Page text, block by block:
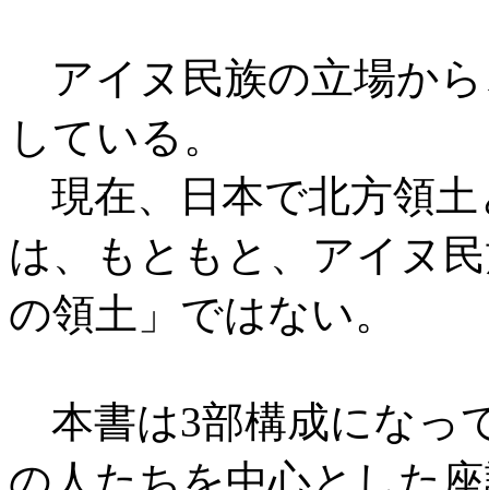
アイヌ民族の立場か
している。
現在、日本で北方領
は、もともと、アイヌ
の領土」ではない。
本書は3部構成になっ
の人たちを中心とした